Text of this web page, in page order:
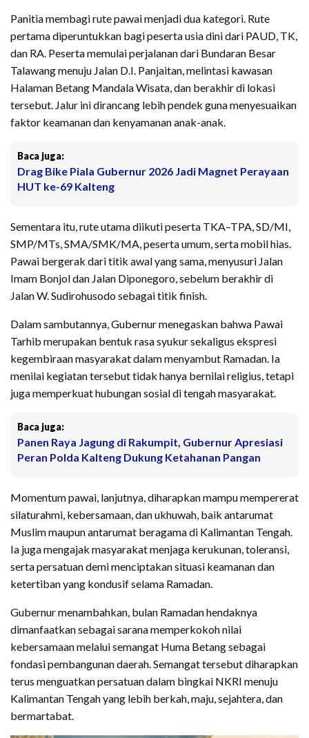
Panitia membagi rute pawai menjadi dua kategori. Rute
pertama diperuntukkan bagi peserta usia dini dari PAUD, TK,
dan RA. Peserta memulai perjalanan dari Bundaran Besar
Talawang menuju Jalan D.I. Panjaitan, melintasi kawasan
Halaman Betang Mandala Wisata, dan berakhir di lokasi
tersebut. Jalur ini dirancang lebih pendek guna menyesuaikan
faktor keamanan dan kenyamanan anak-anak.
Baca juga:
Drag Bike Piala Gubernur 2026 Jadi Magnet Perayaan
HUT ke-69 Kalteng
Sementara itu, rute utama diikuti peserta TKA–TPA, SD/MI,
SMP/MTs, SMA/SMK/MA, peserta umum, serta mobil hias.
Pawai bergerak dari titik awal yang sama, menyusuri Jalan
Imam Bonjol dan Jalan Diponegoro, sebelum berakhir di
Jalan W. Sudirohusodo sebagai titik finish.
Dalam sambutannya, Gubernur menegaskan bahwa Pawai
Tarhib merupakan bentuk rasa syukur sekaligus ekspresi
kegembiraan masyarakat dalam menyambut Ramadan. Ia
menilai kegiatan tersebut tidak hanya bernilai religius, tetapi
juga memperkuat hubungan sosial di tengah masyarakat.
Baca juga:
Panen Raya Jagung di Rakumpit, Gubernur Apresiasi
Peran Polda Kalteng Dukung Ketahanan Pangan
Momentum pawai, lanjutnya, diharapkan mampu mempererat
silaturahmi, kebersamaan, dan ukhuwah, baik antarumat
Muslim maupun antarumat beragama di Kalimantan Tengah.
Ia juga mengajak masyarakat menjaga kerukunan, toleransi,
serta persatuan demi menciptakan situasi keamanan dan
ketertiban yang kondusif selama Ramadan.
Gubernur menambahkan, bulan Ramadan hendaknya
dimanfaatkan sebagai sarana memperkokoh nilai
kebersamaan melalui semangat Huma Betang sebagai
fondasi pembangunan daerah. Semangat tersebut diharapkan
terus menguatkan persatuan dalam bingkai NKRI menuju
Kalimantan Tengah yang lebih berkah, maju, sejahtera, dan
bermartabat.